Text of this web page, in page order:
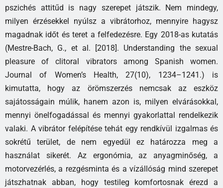
pszichés attitűd is nagy szerepet játszik. Nem mindegy,
milyen érzésekkel nyúlsz a vibrátorhoz, mennyire hagysz
magadnak időt és teret a felfedezésre. Egy 2018-as kutatás
(Mestre-Bach, G., et al. [2018]. Understanding the sexual
pleasure of clitoral vibrators among Spanish women.
Journal of Women’s Health, 27(10), 1234–1241.) is
kimutatta, hogy az örömszerzés nemcsak az eszköz
sajátosságain múlik, hanem azon is, milyen elvárásokkal,
mennyi önelfogadással és mennyi gyakorlattal rendelkezik
valaki. A vibrátor felépítése tehát egy rendkívül izgalmas és
sokrétű terület, de nem egyedül ez határozza meg a
használat sikerét. Az ergonómia, az anyagminőség, a
motorvezérlés, a rezgésminta és a vízállóság mind szerepet
játszhatnak abban, hogy testileg komfortosnak érezd a